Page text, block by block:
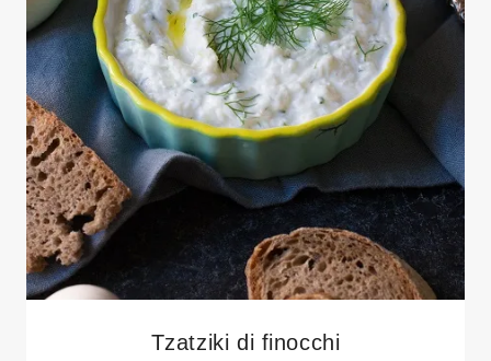
Tzatziki di finocchi